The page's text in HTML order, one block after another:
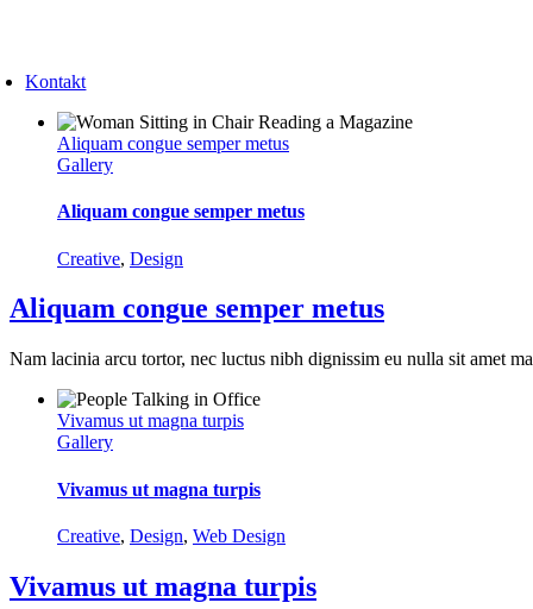
Kontakt
Aliquam congue semper metus
Gallery
Aliquam congue semper metus
Creative, Design
Aliquam congue semper metus
Nam lacinia arcu tortor, nec luctus nibh dignissim eu nulla sit amet
Vivamus ut magna turpis
Gallery
Vivamus ut magna turpis
Creative, Design, Web Design
Vivamus ut magna turpis